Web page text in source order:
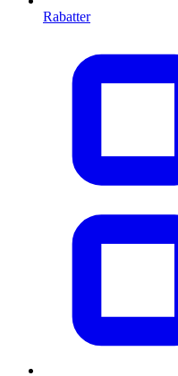
Rabatter